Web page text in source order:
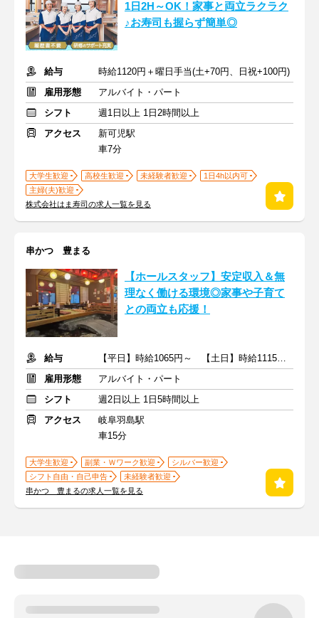
1日2H～OK！家事と両立ラクラク
♪お寿司も握らず簡単◎
給与
時給1120円＋曜日手当(土+70円、日祝+100円)
雇用形態
アルバイト・パート
シフト
週1日以上 1日2時間以上
アクセス
新可児駅
車7分
大学生歓迎 高校生歓迎 未経験者歓迎
1日4h以内可
主婦(夫)歓迎
株式会社はま寿司の求人一覧を見る
串かつ 豊まる
【ホールスタッフ】安定収入＆無
理なく働ける環境◎家事や子育て
との両立も応援！
給与
【平日】時給1065円～ 【土日】時給1115円～
雇用形態
アルバイト・パート
シフト
週2日以上 1日5時間以上
アクセス
岐阜羽島駅
車15分
大学生歓迎 副業・Ｗワーク歓迎
シルバー歓迎
シフト自由・自己申告
未経験者歓迎
串かつ 豊まるの求人一覧を見る